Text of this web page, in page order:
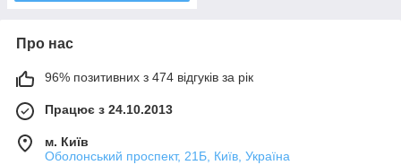
Про нас
96% позитивних з 474 відгуків за рік
Працює з 24.10.2013
м. Київ
Оболонський проспект, 21Б, Київ, Україна